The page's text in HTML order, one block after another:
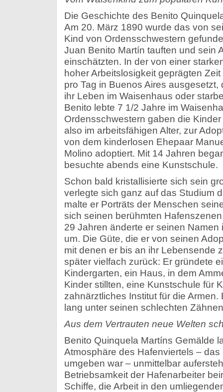
Die Geschichte des Benito
Am 20. März 1890 wurde das von
Kind von Ordensschwestern
Juan Benito Martín tauften und sein
einschätzten. In der von einer
hoher Arbeitslosigkeit geprägten
pro Tag in Buenos Aires
ihr Leben im Waisenhaus oder
Benito lebte 7 1/2 Jahre im
Ordensschwestern gaben die
also im arbeitsfähigen Alter, zur
von dem kinderlosen Ehepaar
Molino adoptiert. Mit 14 Jahren
besuchte abends eine Kunstschule.
Schon bald kristallisierte sich sein
verlegte sich ganz auf das Studium
malte er Porträts der Menschen
sich seinen berühmten
29 Jahren änderte er seinen
um. Die Güte, die er von seinen
mit denen er bis an ihr Lebensende
später vielfach zurück: Er gründete
Kindergarten, ein Haus, in dem
Kinder stillten, eine Kunstschule für
zahnärztliches Institut für die
lang unter seinen schlechten
Aus dem Vertrauten neue Welten
Benito Quinquela Martíns Gemälde
Atmosphäre des Hafenviertels –
umgeben war – unmittelbar
Betriebsamkeit der Hafenarbeiter
Schiffe, die Arbeit in den